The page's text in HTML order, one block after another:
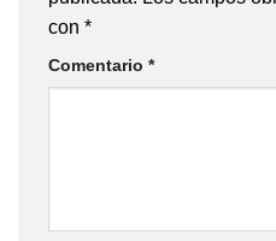
con *
Comentario *